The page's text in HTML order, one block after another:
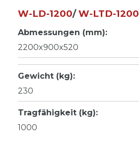
W-LD-1200/W-LTD-1200
Abmessungen (mm):
2200x900x520
Gewicht (kg):
230
Tragfähigkeit (kg):
1000